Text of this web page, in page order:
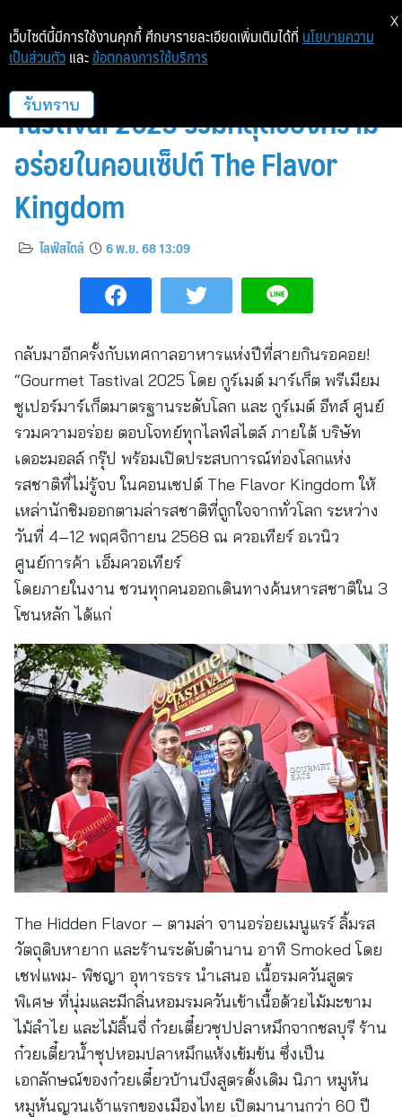
เทศกาลอาหารแห่งปี! Gourmet
Tastival 2025 รวมที่สุดของความ
อร่อยในคอนเซ็ปต์ The Flavor
Kingdom
ไลฟ์สไตล์ 6 พ.ย. 68 13:09
กลับมาอีกครั้งกับเทศกาลอาหารแห่งปีที่สายกินรอคอย!
“Gourmet Tastival 2025 โดย กูร์เมต์ มาร์เก็ต พรีเมียม
ซูเปอร์มาร์เก็ตมาตรฐานระดับโลก และ กูร์เมต์ อีทส์ ศูนย์
รวมความอร่อย ตอบโจทย์ทุกไลฟ์สไตล์ ภายใต้ บริษัท
เดอะมอลล์ กรุ๊ป พร้อมเปิดประสบการณ์ท่องโลกแห่ง
รสชาติที่ไม่รู้จบ ในคอนเซปต์ The Flavor Kingdom ให้
เหล่านักชิมออกตามล่ารสชาติที่ถูกใจจากทั่วโลก ระหว่าง
วันที่ 4–12 พฤศจิกายน 2568 ณ ควอเทียร์ อเวนิว
ศูนย์การค้า เอ็มควอเทียร์
โดยภายในงาน ชวนทุกคนออกเดินทางค้นหารสชาติใน 3
โซนหลัก ได้แก่
The Hidden Flavor – ตามล่า จานอร่อยเมนูแรร์ ลิ้มรส
วัตถุดิบหายาก และร้านระดับตำนาน อาทิ Smoked โดย
เชฟแพม- พิชญา อุทารธรร นำเสนอ เนื้อรมควันสูตร
พิเศษ ที่นุ่มและมีกลิ่นหอมรมควันเข้าเนื้อด้วยไม้มะขาม
ไม้ลำไย และไม้ลิ้นจี่ ก๋วยเตี๋ยวซุปปลาหมึกจากชลบุรี ร้าน
ก๋วยเตี๋ยวน้ำซุปหอมปลาหมึกแห้งเข้มข้น ซึ่งเป็น
เอกลักษณ์ของก๋วยเตี๋ยวบ้านบึงสูตรดั้งเดิม นิภา หมูหัน
หมูหันญวนเจ้าแรกของเมืองไทย เปิดมานานกว่า 60 ปี
เว็บไซต์นี้มีการใช้งานคุกกี้ ศึกษารายละเอียดเพิ่มเติมได้ที่ นโยบายความ
เป็นส่วนตัว และ ข้อตกลงการใช้บริการ
รับทราบ
X